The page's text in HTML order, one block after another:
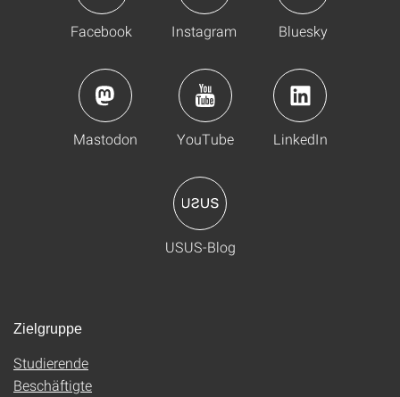
Facebook Instagram Bluesky
Mastodon YouTube LinkedIn
USUS-Blog
Zielgruppe
Studierende
Beschäftigte